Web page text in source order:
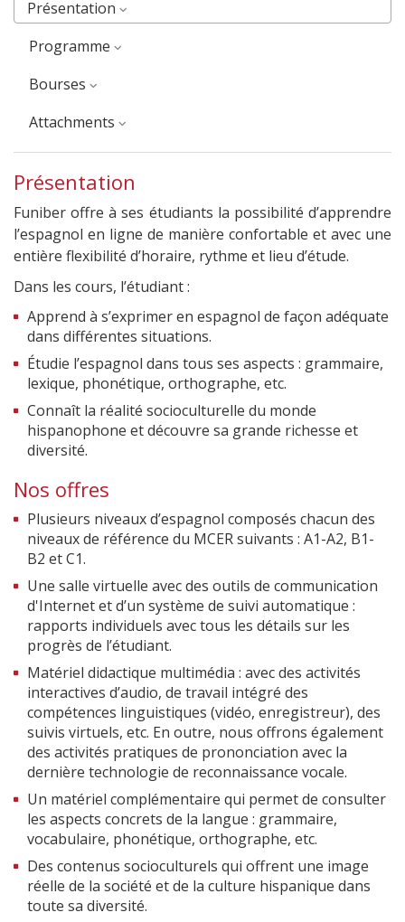
Présentation
Programme
Bourses
Attachments
Présentation
Funiber offre à ses étudiants la possibilité d’apprendre
l’espagnol en ligne de manière confortable et avec une
entière flexibilité d’horaire, rythme et lieu d’étude.
Dans les cours, l’étudiant :
Apprend à s’exprimer en espagnol de façon adéquate
dans différentes situations.
Étudie l’espagnol dans tous ses aspects : grammaire,
lexique, phonétique, orthographe, etc.
Connaît la réalité socioculturelle du monde
hispanophone et découvre sa grande richesse et
diversité.
Nos offres
Plusieurs niveaux d’espagnol composés chacun des
niveaux de référence du MCER suivants : A1-A2, B1-
B2 et C1.
Une salle virtuelle avec des outils de communication
d'Internet et d’un système de suivi automatique :
rapports individuels avec tous les détails sur les
progrès de l’étudiant.
Matériel didactique multimédia : avec des activités
interactives d’audio, de travail intégré des
compétences linguistiques (vidéo, enregistreur), des
suivis virtuels, etc. En outre, nous offrons également
des activités pratiques de prononciation avec la
dernière technologie de reconnaissance vocale.
Un matériel complémentaire qui permet de consulter
les aspects concrets de la langue : grammaire,
vocabulaire, phonétique, orthographe, etc.
Des contenus socioculturels qui offrent une image
réelle de la société et de la culture hispanique dans
toute sa diversité.